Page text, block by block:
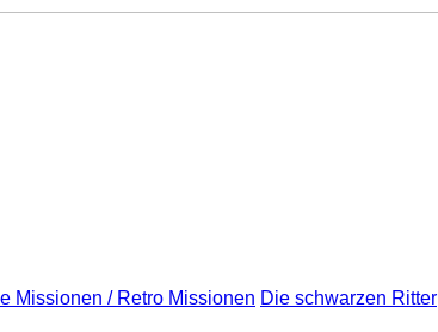
Missionen / Retro Missionen Die schwarzen Ritter